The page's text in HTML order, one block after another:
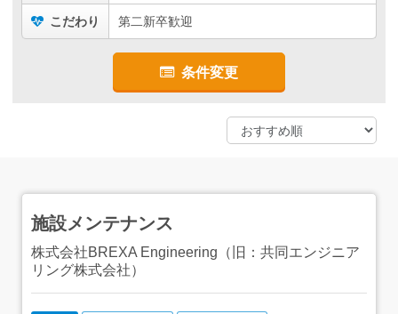
こだわり 第二新卒歓迎
条件変更
施設メンテナンス
株式会社BREXA Engineering（旧：共同エンジニア
リング株式会社）